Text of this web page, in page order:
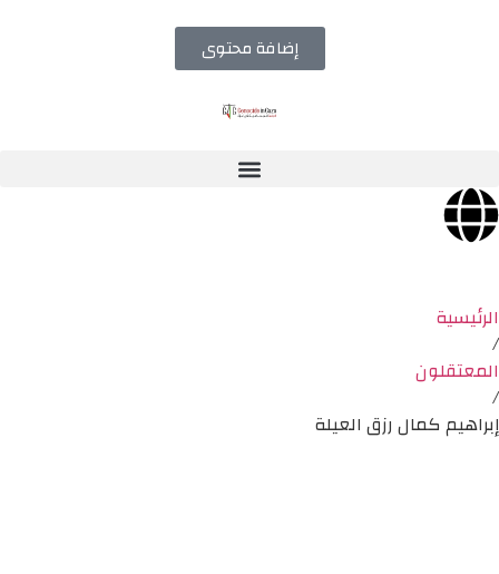
إضافة محتوى
الرئيسية
/
المعتقلون
/
إبراهيم كمال رزق العيلة